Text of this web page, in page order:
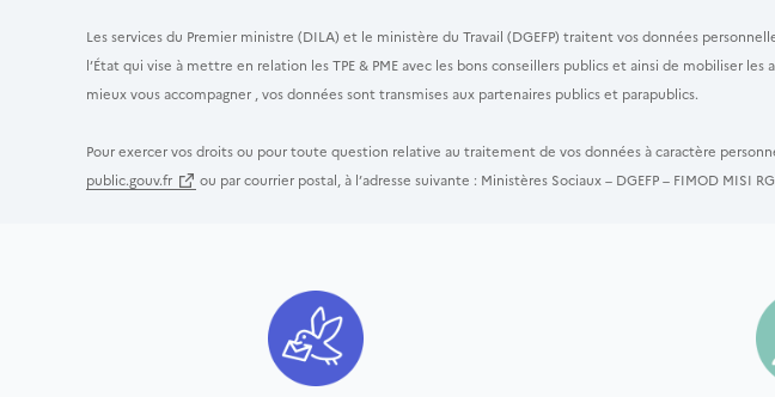
Les services du Premier ministre (DILA) et le ministère du Travail (DGEFP) traitent vos données
l’État qui vise à mettre en relation les TPE & PME avec les bons conseillers publics et ainsi de mobiliser
mieux vous accompagner , vos données sont transmises aux partenaires publics et parapublics.
Pour exercer vos droits ou pour toute question relative au traitement de vos données à caractère
public.gouv.fr
ou par courrier postal, à l’adresse suivante : Ministères Sociaux – DGEFP – FIMOD MISI